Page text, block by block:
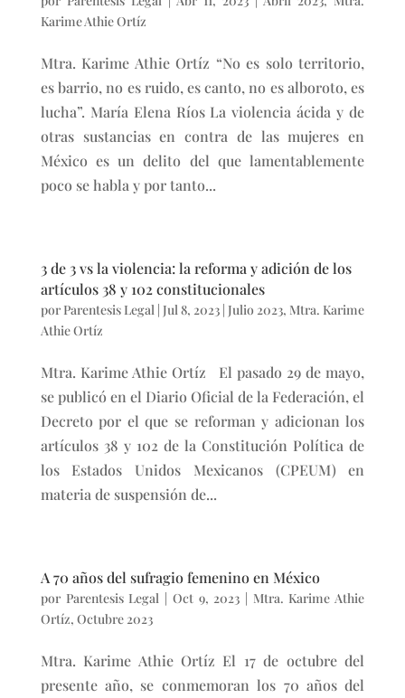
Karime Athie Ortíz
Mtra. Karime Athie Ortíz “No es solo territorio,
es barrio, no es ruido, es canto, no es alboroto, es
lucha”. María Elena Ríos La violencia ácida y de
otras sustancias en contra de las mujeres en
México es un delito del que lamentablemente
poco se habla y por tanto...
3 de 3 vs la violencia: la reforma y adición de los
artículos 38 y 102 constitucionales
por Parentesis Legal| Jul 8, 2023 |Julio 2023, Mtra. Karime
Athie Ortíz
Mtra. Karime Athie Ortíz El pasado 29 de mayo,
se publicó en el Diario Oficial de la Federación, el
Decreto por el que se reforman y adicionan los
artículos 38 y 102 de la Constitución Política de
los Estados Unidos Mexicanos (CPEUM) en
materia de suspensión de...
A 70 años del sufragio femenino en México
por Parentesis Legal | Oct 9, 2023 | Mtra. Karime Athie
Ortíz, Octubre 2023
Mtra. Karime Athie Ortíz El 17 de octubre del
presente año, se conmemoran los 70 años del